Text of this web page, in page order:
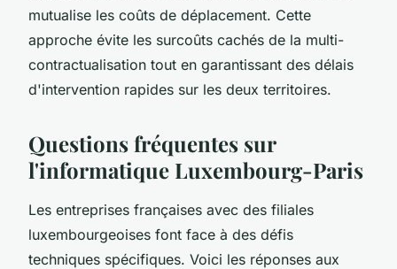
mutualise les coûts de déplacement. Cette
approche évite les surcoûts cachés de la multi-
contractualisation tout en garantissant des délais
d'intervention rapides sur les deux territoires.
Questions fréquentes sur
l'informatique Luxembourg-Paris
Les entreprises françaises avec des filiales
luxembourgeoises font face à des défis
techniques spécifiques. Voici les réponses aux